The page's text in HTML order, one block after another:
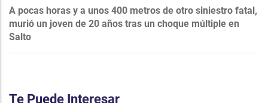
A pocas horas y a unos 400 metros de otro siniestro fatal,
murió un joven de 20 años tras un choque múltiple en
Salto
Te Puede Interesar